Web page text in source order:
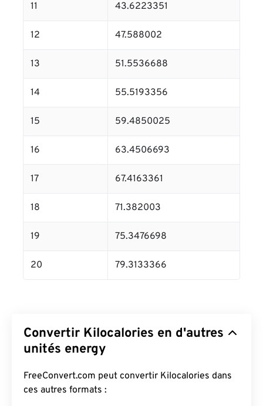
11 43.6223351
12 47.588002
13 51.5536688
14 55.5193356
15 59.4850025
16 63.4506693
17 67.4163361
18 71.382003
19 75.3476698
20 79.3133366
Convertir Kilocalories en d'autres
unités energy
FreeConvert.com peut convertir Kilocalories dans
ces autres formats :